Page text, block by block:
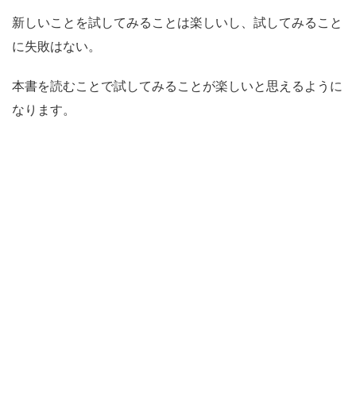
新しいことを試してみることは楽しいし、試してみること
に失敗はない。
本書を読むことで試してみることが楽しいと思えるように
なります。